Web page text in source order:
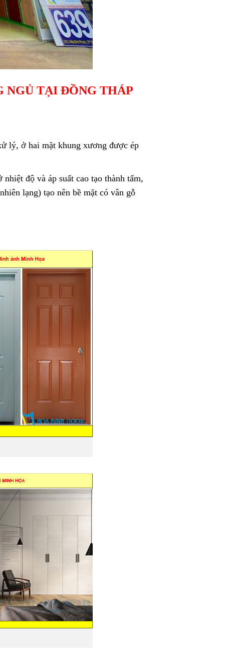
NGỦTẠI ĐỒNG THÁP
lý, ở hai mặt khung xương được ép
độ và áp suất cao tạo thành tấm,
lạng) tạo nên bề mặt có vân gỗ